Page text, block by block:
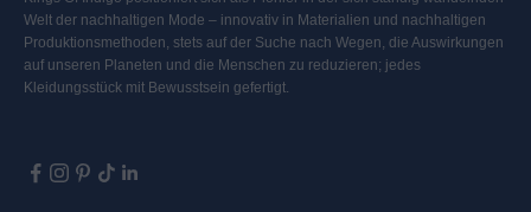
Welt der nachhaltigen Mode – innovativ in Materialien und nachhaltigen
Produktionsmethoden, stets auf der Suche nach Wegen, die Auswirkungen
auf unseren Planeten und die Menschen zu reduzieren; jedes
Kleidungsstück mit Bewusstsein gefertigt.